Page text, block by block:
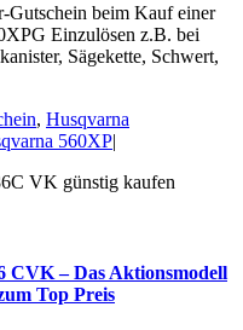
Gutschein beim Kauf einer
Einzulösen z.B. bei
Sägekette, Schwert,
, Husqvarna
560XP|
CVK – Das Aktionsmodell
Top Preis